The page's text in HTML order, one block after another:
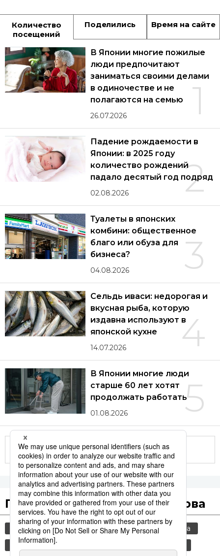
Количество
посещений
Поделились Время на сайте
1
В Японии многие пожилые
люди предпочитают
заниматься своими делами
в одиночестве и не
полагаются на семью
26.07.2026
2
Падение рождаемости в
Японии: в 2025 году
количество рождений
падало десятый год подряд
02.08.2026
3
Туалеты в японских
комбини: общественное
благо или обуза для
бизнеса?
04.08.2026
4
Сельдь иваси: недорогая и
вкусная рыба, которую
издавна используют в
японской кухне
14.07.2026
5
В Японии многие люди
старше 60 лет хотят
продолжать работать
01.08.2026
Другие статьи по теме
Популярные поисковые слова
общество старение населения
культура
jiji press